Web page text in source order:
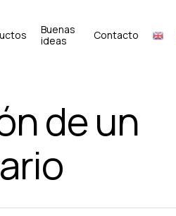
Buenas
ideas
Contacto
de un